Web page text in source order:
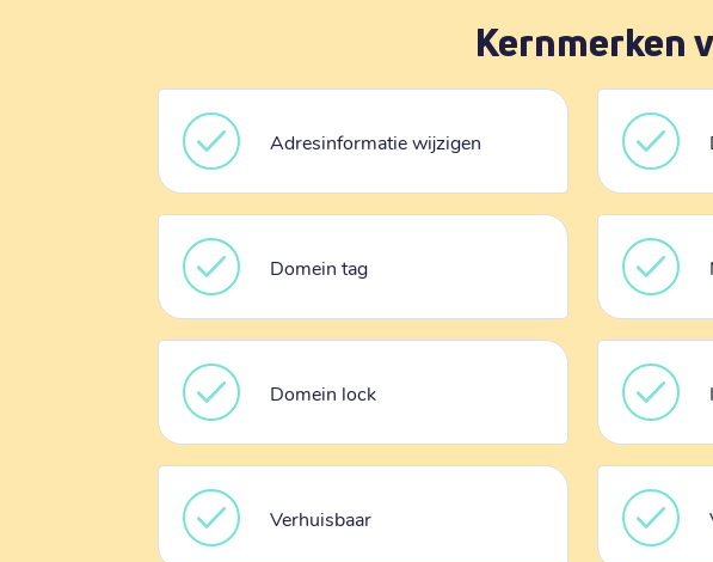
Kernmerken
Adresinformatie wijzigen
Domein tag
Domein lock
Verhuisbaar